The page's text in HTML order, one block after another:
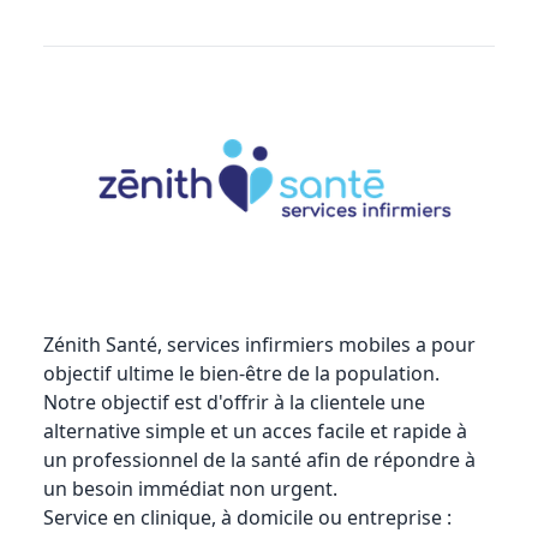
Zénith Santé, services infirmiers mobiles a pour
objectif ultime le bien-être de la population.
Notre objectif est d'offrir à la clientele une
alternative simple et un acces facile et rapide à
un professionnel de la santé afin de répondre à
un besoin immédiat non urgent.
Service en clinique, à domicile ou entreprise :